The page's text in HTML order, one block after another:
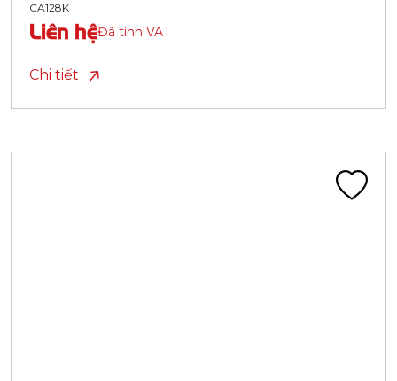
CA128K
Liên hệĐã tính VAT
Chi tiết